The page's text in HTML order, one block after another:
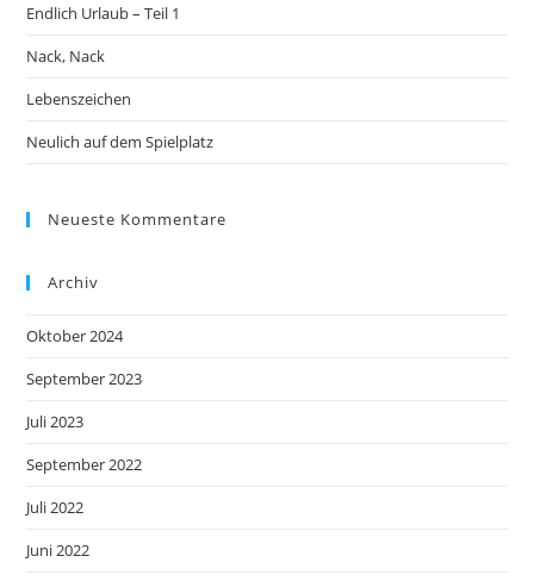
Endlich Urlaub – Teil 1
Nack, Nack
Lebenszeichen
Neulich auf dem Spielplatz
Neueste Kommentare
Archiv
Oktober 2024
September 2023
Juli 2023
September 2022
Juli 2022
Juni 2022